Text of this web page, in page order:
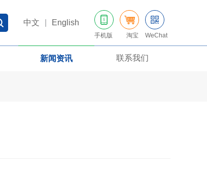
中文 English
手机版 淘宝 WeChat
新闻资讯 联系我们